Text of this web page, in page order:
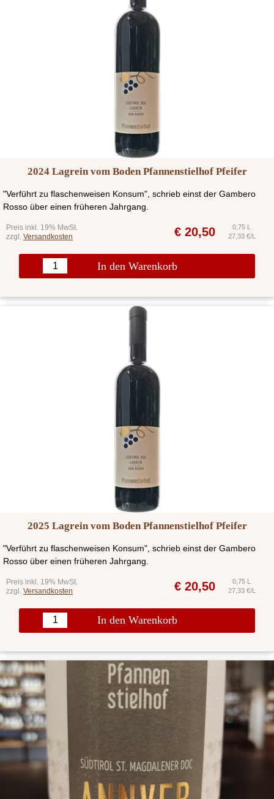
2024 Lagrein vom Boden Pfannenstielhof Pfeifer
"Verführt zu flaschenweisen Konsum", schrieb einst der Gambero
Rosso über einen früheren Jahrgang.
Preis inkl. 19% MwSt.
zzgl. Versandkosten € 20,50
0,75 L
27,33 €/L
In den Warenkorb
2025 Lagrein vom Boden Pfannenstielhof Pfeifer
"Verführt zu flaschenweisen Konsum", schrieb einst der Gambero
Rosso über einen früheren Jahrgang.
Preis inkl. 19% MwSt.
zzgl. Versandkosten € 20,50
0,75 L
27,33 €/L
In den Warenkorb